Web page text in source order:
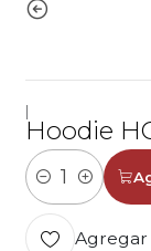
Hoodie
Cantidad
Agregar